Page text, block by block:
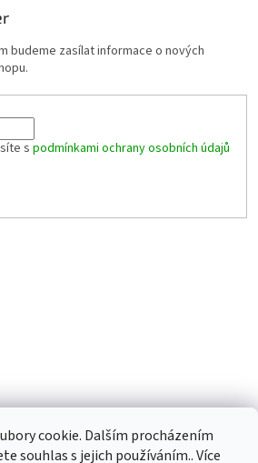
cookie. Dalším procházením
souhlas s jejich používáním.. Více
budeme zasílat informace o nových
s podmínkami ochrany osobních údajů